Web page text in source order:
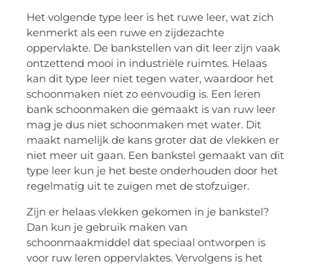
Het volgende type leer is het ruwe leer, wat zich
kenmerkt als een ruwe en zijdezachte
oppervlakte. De bankstellen van dit leer zijn vaak
ontzettend mooi in industriële ruimtes. Helaas
kan dit type leer niet tegen water, waardoor het
schoonmaken niet zo eenvoudig is. Een leren
bank schoonmaken die gemaakt is van ruw leer
mag je dus niet schoonmaken met water. Dit
maakt namelijk de kans groter dat de vlekken er
niet meer uit gaan. Een bankstel gemaakt van dit
type leer kun je het beste onderhouden door het
regelmatig uit te zuigen met de stofzuiger.
Zijn er helaas vlekken gekomen in je bankstel?
Dan kun je gebruik maken van
schoonmaakmiddel dat speciaal ontworpen is
voor ruw leren oppervlaktes. Vervolgens is het